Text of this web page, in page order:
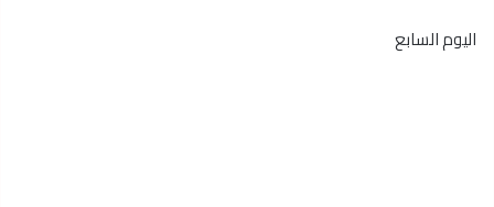
اليوم السابع